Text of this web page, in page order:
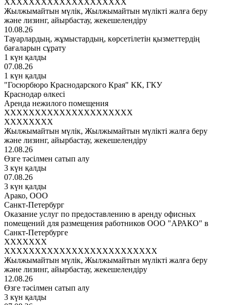
XXXXXXXXXXXXXXXXXXXX
Жылжымайтын мүлік, Жылжымайтын мүлікті жалға беру
және лизинг, айырбастау, жекешелендіру
10.08.26
Тауарлардың, жұмыстардың, көрсетілетін қызметтердің
бағаларын сұрату
1 күн қалды
07.08.26
1 күн қалды
"Госюрбюро Краснодарского Края" КК, ГКУ
Краснодар өлкесі
Аренда нежилого помещения
XXXXXXXXXXXXXXXXXXXXX
XXXXXXXX
Жылжымайтын мүлік, Жылжымайтын мүлікті жалға беру
және лизинг, айырбастау, жекешелендіру
12.08.26
Өзге тәсілмен сатып алу
3 күн қалды
07.08.26
3 күн қалды
Арако, ООО
Санкт-Петербург
Оказание услуг по предоставлению в аренду офисных
помещений для размещения работников ООО "АРАКО" в
Санкт-Петербурге
XXXXXXX
XXXXXXXXXXXXXXXXXXXXXXXXX
Жылжымайтын мүлік, Жылжымайтын мүлікті жалға беру
және лизинг, айырбастау, жекешелендіру
12.08.26
Өзге тәсілмен сатып алу
3 күн қалды